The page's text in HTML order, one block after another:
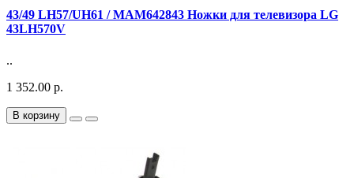
43/49 LH57/UH61 / MAM642843 Ножки для телевизора LG
43LH570V
..
1 352.00 р.
В корзину